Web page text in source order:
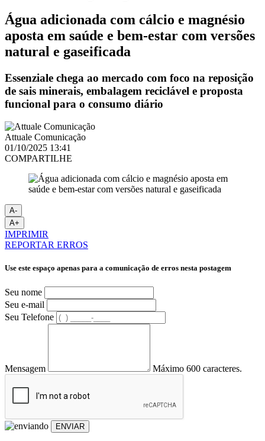
Água adicionada com cálcio e magnésio
aposta em saúde e bem-estar com versões
natural e gaseificada
Essenziale chega ao mercado com foco na reposição
de sais minerais, embalagem reciclável e proposta
funcional para o consumo diário
Attuale Comunicação
01/10/2025 13:41
COMPARTILHE
A-
A+
IMPRIMIR
REPORTAR ERROS
Use este espaço apenas para a comunicação de erros nesta postagem
Seu nome
Seu e-mail
Seu Telefone
Mensagem Máximo 600 caracteres.
ENVIAR